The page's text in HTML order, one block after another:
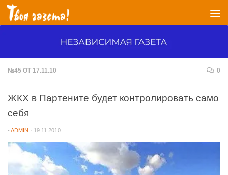
Перейти к содержимому
№45 ОТ 17.11.10 0
ЖКХ в Партените будет контролировать само
себя
- ADMIN · 19.11.2010